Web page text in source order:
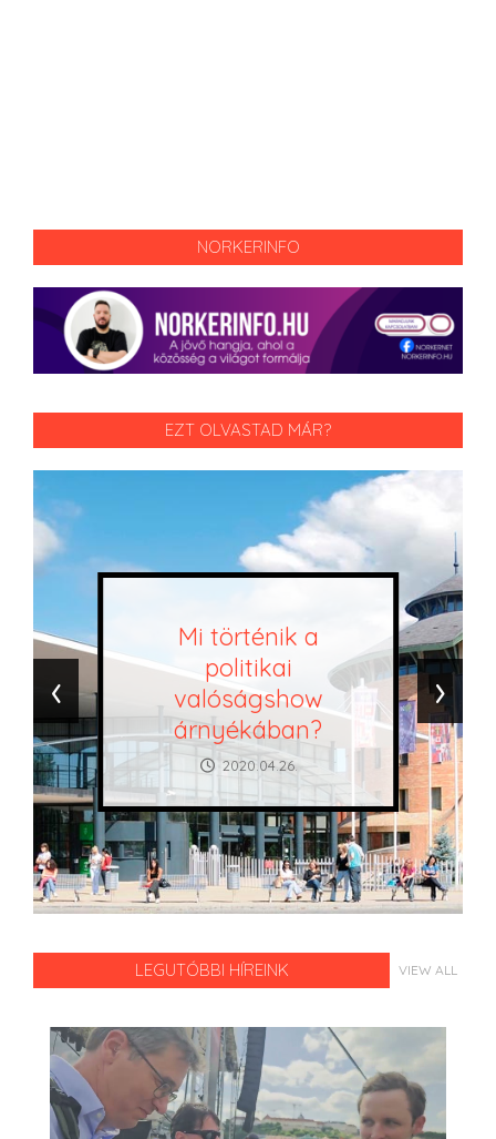
NORKERINFO
EZT OLVASTAD MÁR?
Mi történik a
politikai
valóságshow
árnyékában?
2020.04.26.
‹ ›
LEGUTÓBBI HÍREINK VIEW ALL